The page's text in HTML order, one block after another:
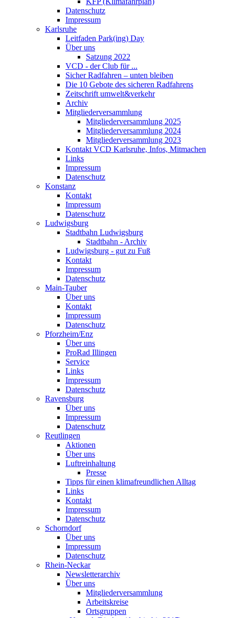
Datenschutz
Impressum
Karlsruhe
Leitfaden Park(ing) Day
Über uns
Satzung 2022
VCD - der Club für ...
Sicher Radfahren – unten bleiben
Die 10 Gebote des sicheren Radfahrens
Zeitschrift umwelt&verkehr
Archiv
Mitgliederversammlung
Mitgliederversammlung 2025
Mitgliederversammlung 2024
Mitgliederversammlung 2023
Kontakt VCD Karlsruhe, Infos, Mitmachen
Links
Impressum
Datenschutz
Konstanz
Kontakt
Impressum
Datenschutz
Ludwigsburg
Stadtbahn Ludwigsburg
Stadtbahn - Archiv
Ludwigsburg - gut zu Fuß
Kontakt
Impressum
Datenschutz
Main-Tauber
Über uns
Kontakt
Impressum
Datenschutz
Pforzheim/Enz
Über uns
ProRad Illingen
Service
Links
Impressum
Datenschutz
Ravensburg
Über uns
Impressum
Datenschutz
Reutlingen
Aktionen
Über uns
Luftreinhaltung
Presse
Tipps für einen klimafreundlichen Alltag
Links
Kontakt
Impressum
Datenschutz
Schorndorf
Über uns
Impressum
Datenschutz
Rhein-Neckar
Newsletterarchiv
Über uns
Mitgliederversammlung
Arbeitskreise
Ortsgruppen